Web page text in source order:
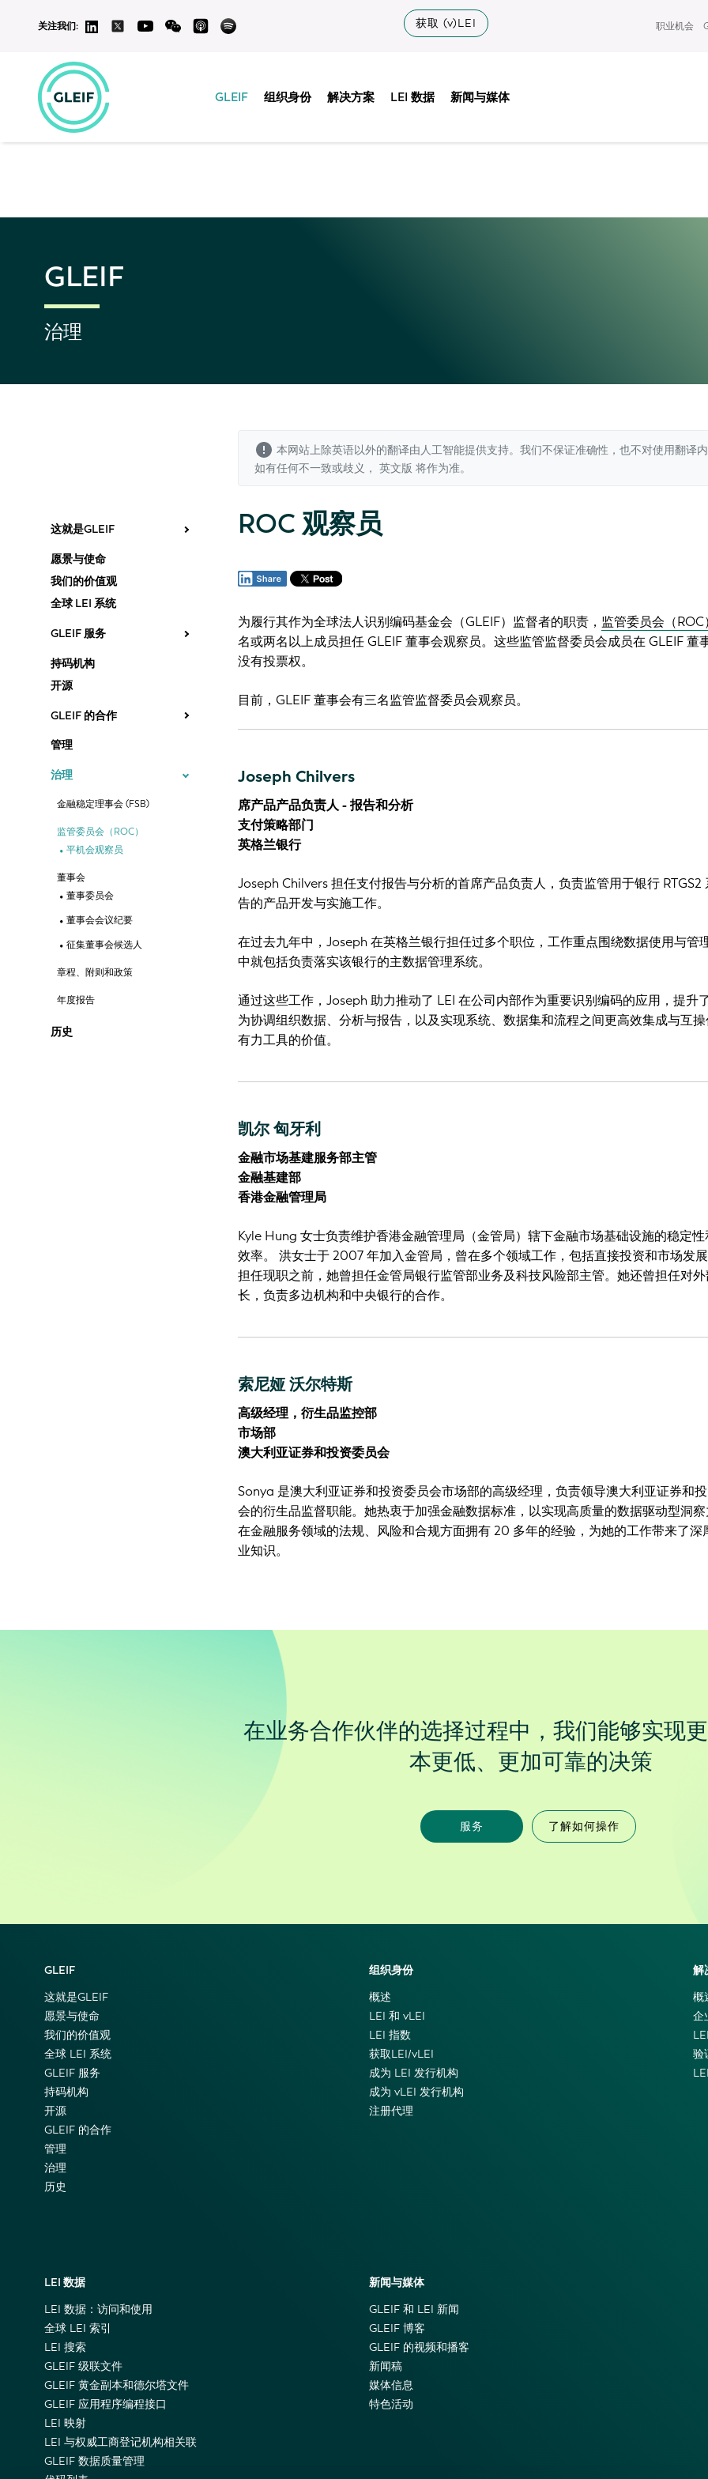
关注我们: 获取 (v)LEI 职业机会
GLEIF 组织身份 解决方案 LEI 数据 新闻与媒体
本网站上除英语以外的翻译由人工智能提供支持。我们不保证准确性，也不对使用翻译
GLEIF
治理
本网站上除英语以外的翻译由人工智能提供支持。我们不保证准确性，也不对使用翻译
如有任何不一致或歧义，英文版 将作为准。
这就是GLEIF
愿景与使命
我们的价值观
全球 LEI 系统
GLEIF 服务
持码机构
开源
GLEIF 的合作
管理
治理
金融稳定理事会 (FSB)
监管委员会（ROC）
平机会观察员
董事会
董事委员会
董事会会议纪要
征集董事会候选人
章程、附则和政策
年度报告
历史
ROC 观察员
为履行其作为全球法人识别编码基金会（GLEIF）监督者的职责， 监管委员会（ROC）
名或两名以上成员担任 GLEIF 董事会观察员。这些监管监督委员会成员在 GLEIF 董
没有投票权。
目前，GLEIF 董事会有三名监管监督委员会观察员。
Joseph Chilvers
席产品产品负责人 - 报告和分析
支付策略部门
英格兰银行
Joseph Chilvers 担任支付报告与分析的首席产品负责人，负责监管用于银行 RTGS2
告的产品开发与实施工作。
在过去九年中，Joseph 在英格兰银行担任过多个职位，工作重点围绕数据使用与管
中就包括负责落实该银行的主数据管理系统。
通过这些工作，Joseph 助力推动了 LEI 在公司内部作为重要识别编码的应用，提升
为协调组织数据、分析与报告，以及实现系统、数据集和流程之间更高效集成与互
有力工具的价值。
凯尔 匈牙利
金融市场基建服务部主管
金融基建部
香港金融管理局
Kyle Hung 女士负责维护香港金融管理局（金管局）辖下金融市场基础设施的稳定
效率。 洪女士于 2007 年加入金管局，曾在多个领域工作，包括直接投资和市场发
担任现职之前，她曾担任金管局银行监管部业务及科技风险部主管。她还曾担任对
长，负责多边机构和中央银行的合作。
索尼娅 沃尔特斯
高级经理，衍生品监控部
市场部
澳大利亚证券和投资委员会
Sonya 是澳大利亚证券和投资委员会市场部的高级经理，负责领导澳大利亚证券和
会的衍生品监督职能。她热衷于加强金融数据标准，以实现高质量的数据驱动型洞
在金融服务领域的法规、风险和合规方面拥有 20 多年的经验，为她的工作带来了深
业知识。
在业务合作伙伴的选择过程中，我们能够实现
本更低、更加可靠的决策
服务 了解如何操作
GLEIF
这就是GLEIF
愿景与使命
我们的价值观
全球 LEI 系统
GLEIF 服务
持码机构
开源
GLEIF 的合作
管理
治理
历史
组织身份
概述
LEI 和 vLEI
LEI 指数
获取LEI/vLEI
成为 LEI 发行机构
成为 vLEI 发行机构
注册代理
解
概
企
验
LEI 数据
LEI 数据：访问和使用
全球 LEI 索引
LEI 搜索
GLEIF 级联文件
GLEIF 黄金副本和德尔塔文件
GLEIF 应用程序编程接口
LEI 映射
LEI 与权威工商登记机构相关联
GLEIF 数据质量管理
新闻与媒体
GLEIF 和 LEI 新闻
GLEIF 博客
GLEIF 的视频和播客
新闻稿
媒体信息
特色活动